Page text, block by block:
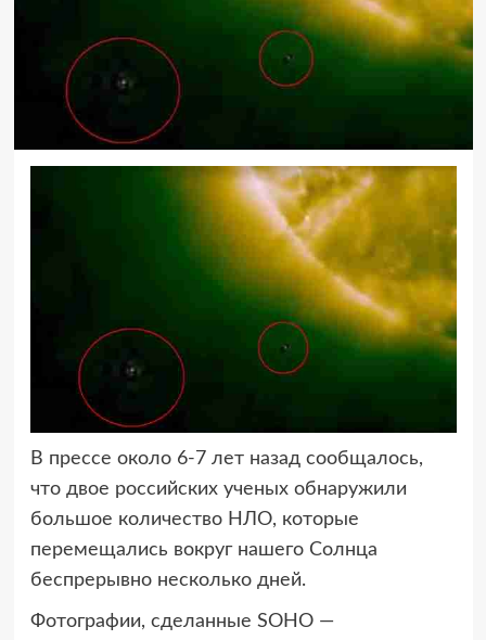
В прессе около 6-7 лет назад сообщалось,
что двое российских ученых обнаружили
большое количество НЛО, которые
перемещались вокруг нашего Солнца
беспрерывно несколько дней.
Фотографии, сделанные SOHO —